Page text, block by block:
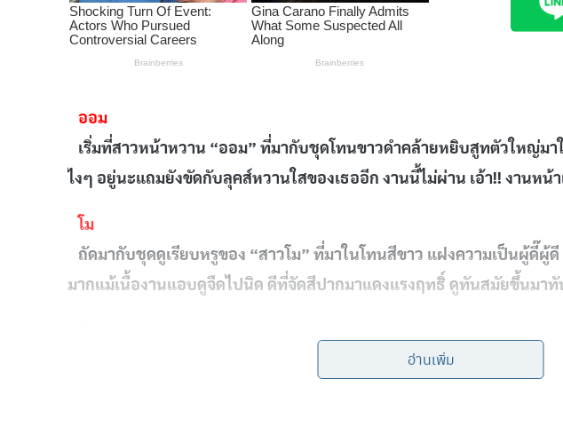
ออม
เริ่มที่สาวหน้าหวาน “ออม” ที่มากับชุดโทนขาวดำคล้ายหยิบสูทตัวใหญ่มาใ
ไงๆ อยู่นะแถมยังขัดกับลุคส์หวานใสของเธออีก งานนี้ไม่ผ่าน เอ้า!! งานหน้
โม
ถัดมากับชุดดูเรียบหรูของ “สาวโม” ที่มาในโทนสีขาว แฝงความเป็นผู้ดี๊ผู้
มากแม้เนื้องานแอบดูจืดไปนิด ดีที่จัดสีปากมาแดงแรงฤทธิ์ ดูทันสมัยขึ้นมา
มาถึง “สาววิว” ในชุดลายดอกกระโปรงบานโทนสีม่วงอ่อนทั้งชุด บอกตร
อ่านเพิ่ม